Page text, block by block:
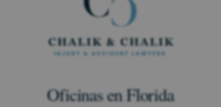
Oficinas en Florida